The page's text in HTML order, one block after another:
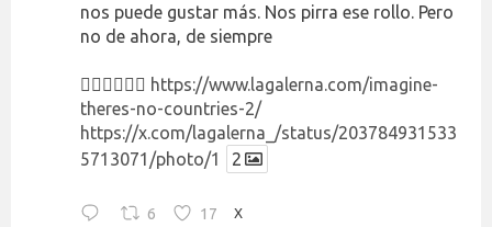
nos puede gustar más. Nos pirra ese rollo. Pero
no de ahora, de siempre
👉🏻👉🏻👉🏻 https://www.lagalerna.com/imagine-
theres-no-countries-2/
https://x.com/lagalerna_/status/203784931533
5713071/photo/1
2
6 17 X